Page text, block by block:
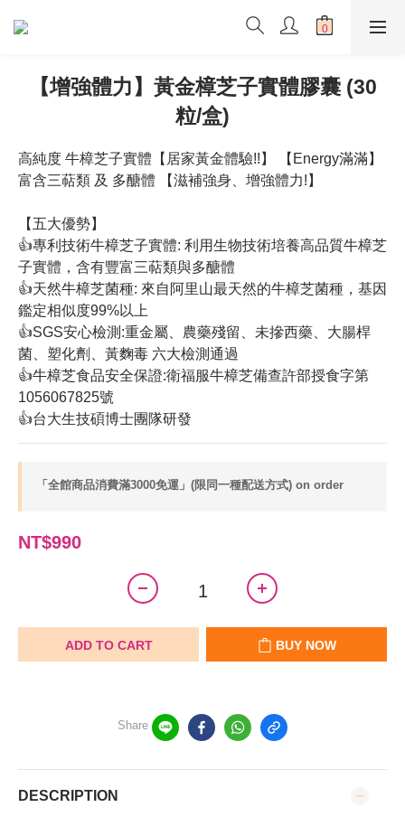
【增強體力】黃金樟芝子實體膠囊 (30
粒/盒)
高純度 牛樟芝子實體【居家黃金體驗!!】 【Energy滿滿】
富含三萜類 及 多醣體 【滋補強身、增強體力!】
【五大優勢】
👍專利技術牛樟芝子實體: 利用生物技術培養高品質牛樟芝
子實體，含有豐富三萜類與多醣體
👍天然牛樟芝菌種: 來自阿里山最天然的牛樟芝菌種，基因
鑑定相似度99%以上
👍SGS安心檢測:重金屬、農藥殘留、未摻西藥、大腸桿
菌、塑化劑、黃麴毒 六大檢測通過
👍牛樟芝食品安全保證:衛福服牛樟芝備查許部授食字第
1056067825號
👍台大生技碩博士團隊研發
「全館商品消費滿3000免運」(限同一種配送方式) on order
NT$990
ADD TO CART BUY NOW
Share
DESCRIPTION